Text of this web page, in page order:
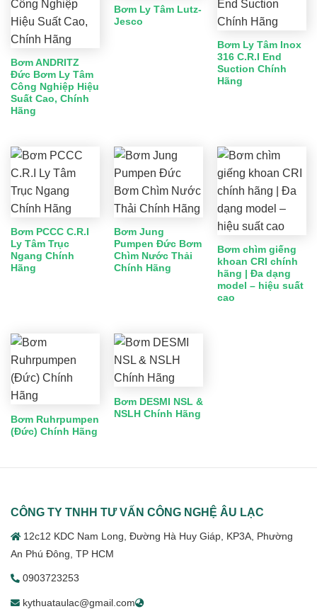
Bơm ANDRITZ
Đức Bơm Ly Tâm
Công Nghiệp Hiệu
Suất Cao, Chính
Hãng
Bơm Ly Tâm Lutz-
Jesco
Bơm Ly Tâm Inox
316 C.R.I End
Suction Chính
Hãng
Bơm PCCC C.R.I
Ly Tâm Trục
Ngang Chính
Hãng
Bơm Jung
Pumpen Đức Bơm
Chìm Nước Thải
Chính Hãng
Bơm chìm giếng
khoan CRI chính
hãng | Đa dạng
model – hiệu suất
cao
Bơm Ruhrpumpen
(Đức) Chính Hãng
Bơm DESMI NSL &
NSLH Chính Hãng
CÔNG TY TNHH TƯ VẤN CÔNG NGHỆ ÂU LẠC
12c12 KDC Nam Long, Đường Hà Huy Giáp, KP3A, Phường
An Phú Đông, TP HCM
0903723253
kythuataulac@gmail.com